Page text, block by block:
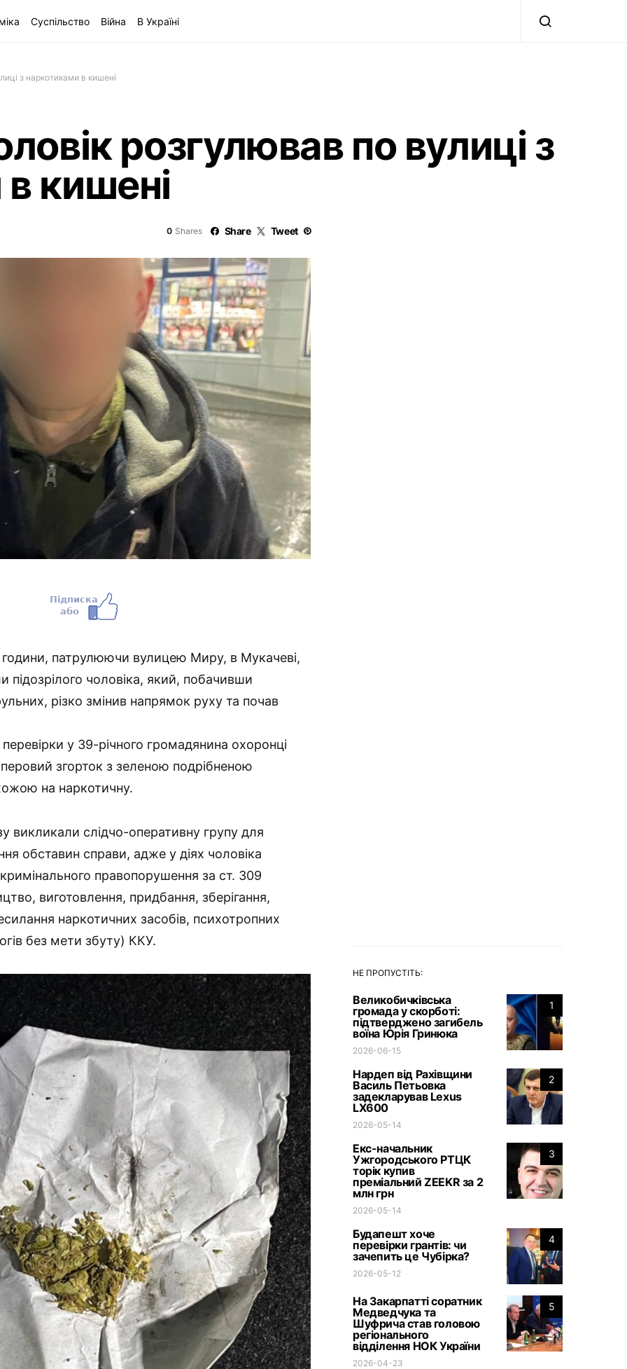
Суспільство Війна В Україні
з наркотиками в кишені
розгулював по вулиці з
кишені
0 Shares Share Tweet
години, патрулюючи вулицею Миру, в Мукачеві,
підозрілого чоловіка, який, побачивши
різко змінив напрямок руху та почав
у 39-річного громадянина охоронці
згорток з зеленою подрібненою
на наркотичну.
викликали слідчо-оперативну групу для
обставин справи, адже у діях чоловіка
правопорушення за ст. 309
виготовлення, придбання, зберігання,
наркотичних засобів, психотропних
без мети збуту) ККУ.
НЕ ПРОПУСТІТЬ:
1
Великобичківська
громада у скорботі:
підтверджено загибель
воїна Юрія Гринюка
2026-06-15
2
Нардеп від Рахівщини
Василь Петьовка
задекларував Lexus
LX600
2026-05-14
3
Екс-начальник
Ужгородського РТЦК
торік купив
преміальний ZEEKR за 2
млн грн
2026-05-14
4
Будапешт хоче
перевірки грантів: чи
зачепить це Чубірка?
2026-05-12
5
На Закарпатті соратник
Медведчука та
Шуфрича став головою
регіонального
відділення НОК України
2026-04-23